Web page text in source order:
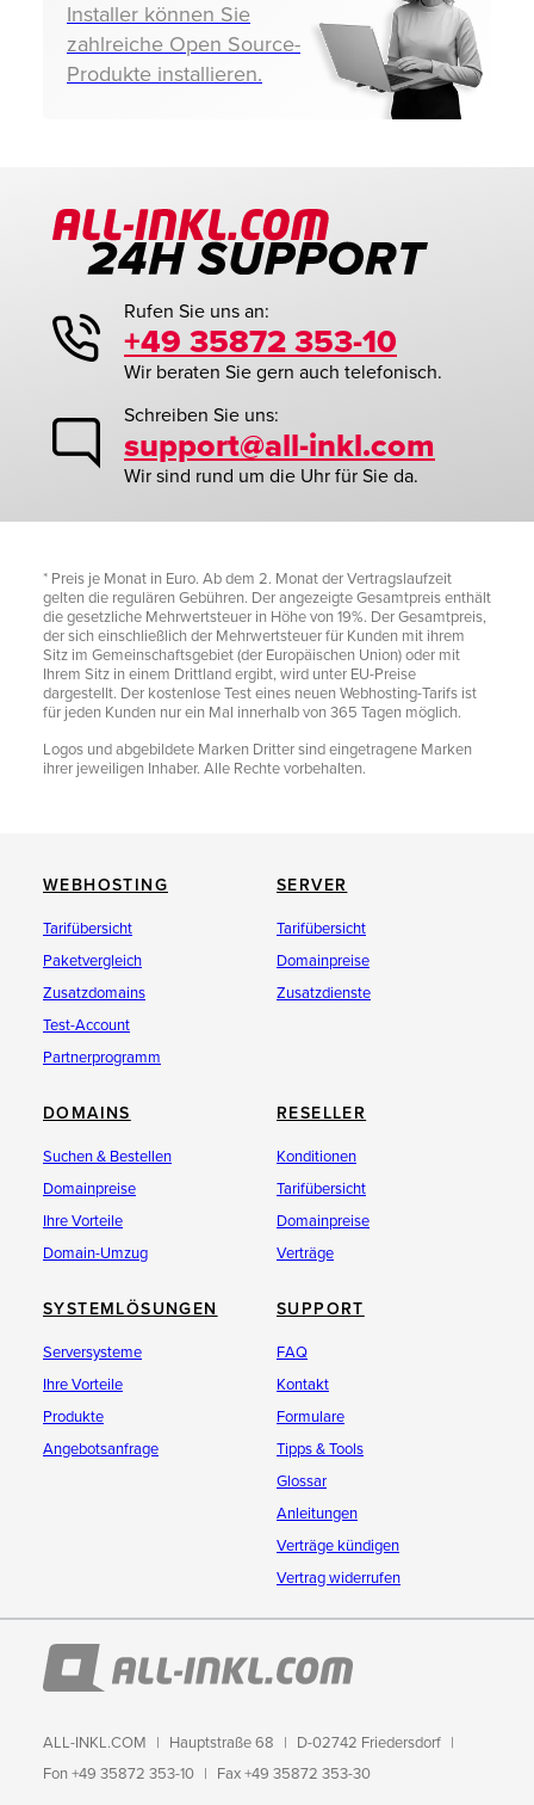
Installer können Sie
zahlreiche Open Source-
Produkte installieren.
Rufen Sie uns an:
+49 35872 353-10
Wir beraten Sie gern auch telefonisch.
Schreiben Sie uns:
support@all-inkl.com
Wir sind rund um die Uhr für Sie da.
* Preis je Monat in Euro. Ab dem 2. Monat der Vertragslaufzeit
gelten die regulären Gebühren. Der angezeigte Gesamtpreis enthält
die gesetzliche Mehrwertsteuer in Höhe von 19%. Der Gesamtpreis,
der sich einschließlich der Mehrwertsteuer für Kunden mit ihrem
Sitz im Gemeinschaftsgebiet (der Europäischen Union) oder mit
Ihrem Sitz in einem Drittland ergibt, wird unter EU-Preise
dargestellt. Der kostenlose Test eines neuen Webhosting-Tarifs ist
für jeden Kunden nur ein Mal innerhalb von 365 Tagen möglich.
Logos und abgebildete Marken Dritter sind eingetragene Marken
ihrer jeweiligen Inhaber. Alle Rechte vorbehalten.
WEBHOSTING
Tarifübersicht
Paketvergleich
Zusatzdomains
Test-Account
Partnerprogramm
SERVER
Tarifübersicht
Domainpreise
Zusatzdienste
DOMAINS
Suchen & Bestellen
Domainpreise
Ihre Vorteile
Domain-Umzug
RESELLER
Konditionen
Tarifübersicht
Domainpreise
Verträge
SYSTEMLÖSUNGEN
Serversysteme
Ihre Vorteile
Produkte
Angebotsanfrage
SUPPORT
FAQ
Kontakt
Formulare
Tipps & Tools
Glossar
Anleitungen
Verträge kündigen
Vertrag widerrufen
ALL-INKL.COM Hauptstraße 68
D-02742 Friedersdorf
Fon +49 35872 353-10
Fax +49 35872 353-30